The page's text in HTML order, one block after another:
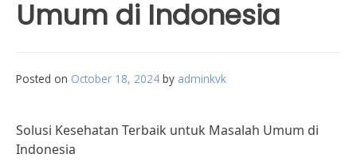
Umum di Indonesia
Posted on October 18, 2024 by adminkvk
Solusi Kesehatan Terbaik untuk Masalah Umum di
Indonesia